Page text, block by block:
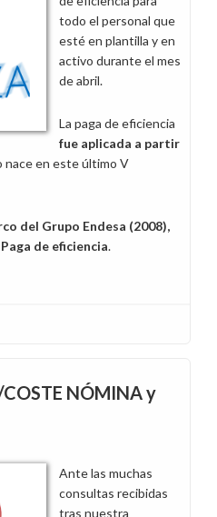
todo el personal que
esté en plantilla y en
activo durante el mes
de abril.
La paga de eficiencia
fue aplicada a partir
nace en este último V
del Grupo Endesa (2008),
de eficiencia.
NÓMINA y
Ante las muchas
consultas recibidas
tras nuestra